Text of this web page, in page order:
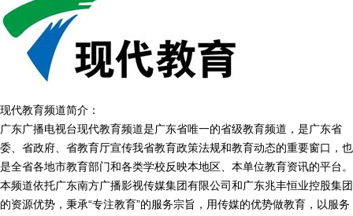
现代教育频道简介：
广东广播电视台现代教育频道是广东省唯一的省级教育频道，是广东省
委、省政府、省教育厅宣传我省教育政策法规和教育动态的重要窗口，也
是全省各地市教育部门和各类学校反映本地区、本单位教育资讯的平台。
本频道依托广东南方广播影视传媒集团有限公司和广东兆丰恒业控股集团
的资源优势，秉承“专注教育”的服务宗旨，用传媒的优势做教育，以服务